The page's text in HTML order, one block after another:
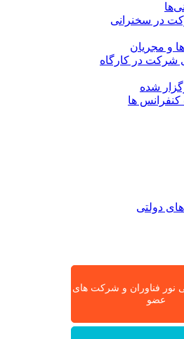
در سخنرانی
و مجریان
در کارگاه
شده
ها
دولتی
فناوران و شرکت های
عضو